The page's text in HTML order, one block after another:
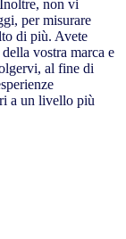
non vi
per misurare
di più. Avete
vostra marca e
al fine di
a un livello più